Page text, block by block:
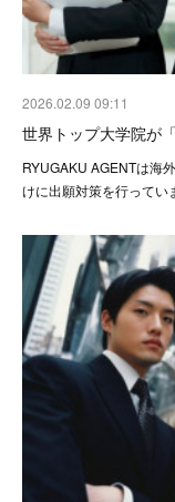
2026.02.09 09:11
世界トップ大学院が
RYUGAKU AGENTは海
けに出願対策を行って